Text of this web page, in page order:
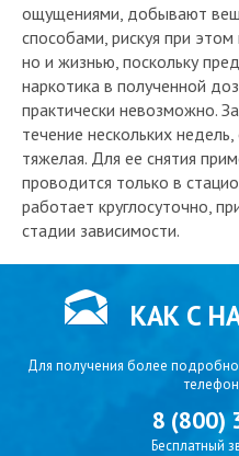
ощущениями, добывают
способами, рискуя при
но и жизнью, поскольку
наркотика в полученной
практически невозможно.
течение нескольких
тяжелая. Для ее снятия
проводится только в
работает круглосуточно,
стадии зависимости.
КАК С
Для получения более
8 (800)
Бесплатный